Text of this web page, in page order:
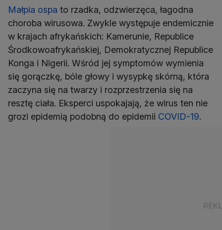
Małpia ospa to rzadka, odzwierzęca, łagodna
choroba wirusowa. Zwykle występuje endemicznie
w krajach afrykańskich: Kamerunie, Republice
Środkowoafrykańskiej, Demokratycznej Republice
Konga i Nigerii. Wśród jej symptomów wymienia
się gorączkę, bóle głowy i wysypkę skórną, która
zaczyna się na twarzy i rozprzestrzenia się na
resztę ciała. Eksperci uspokajają, że wirus ten nie
grozi epidemią podobną do epidemii COVID-19.